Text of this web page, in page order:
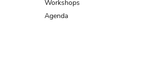
Workshops
Agenda